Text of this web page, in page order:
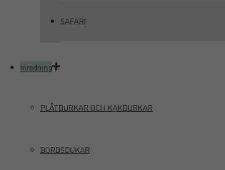
SAFARI
Inredning
PLÅTBURKAR OCH KAKBURKAR
BORDSDUKAR